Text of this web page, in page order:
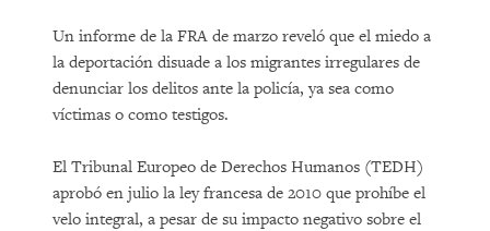
Un informe de la FRA de marzo reveló que el miedo a
la deportación disuade a los migrantes irregulares de
denunciar los delitos ante la policía, ya sea como
víctimas o como testigos.
El Tribunal Europeo de Derechos Humanos (TEDH)
aprobó en julio la ley francesa de 2010 que prohíbe el
velo integral, a pesar de su impacto negativo sobre el